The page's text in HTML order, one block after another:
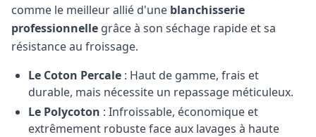
comme le meilleur allié d'une blanchisserie
professionnelle grâce à son séchage rapide et sa
résistance au froissage.
Le Coton Percale : Haut de gamme, frais et
durable, mais nécessite un repassage méticuleux.
Le Polycoton : Infroissable, économique et
extrêmement robuste face aux lavages à haute